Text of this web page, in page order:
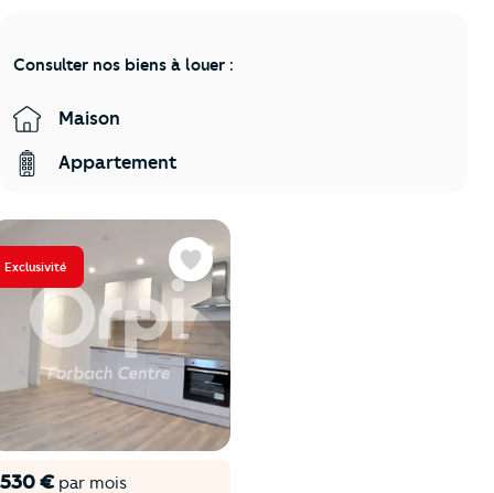
Consulter nos biens à louer :
Maison
Appartement
Exclusivité
530 €par mois
Favoris